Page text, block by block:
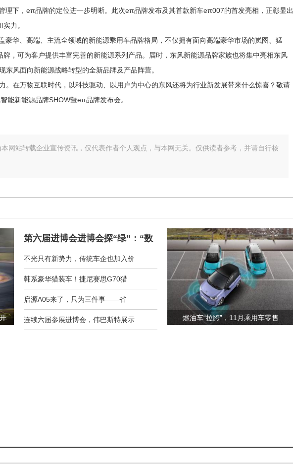
理下，eπ品牌的定位进一步明晰。此次eπ品牌发布及其首款新车eπ007的首发亮相，正彰显出
力。
豪华、高端、主流全领域的新能源乘用车品牌格局，不仅拥有面向高端豪华市场的岚图、猛
牌，可为客户提供丰富完善的新能源系列产品。届时，东风新能源品牌家族也将集中亮相东风
东风面向新能源战略转型的全新品牌及产品阵营。
。在万物互联时代，以科技驱动、以用户为中心的东风还将为行业新发展带来什么惊喜？敬请
能新能源品牌SHOW暨eπ品牌发布会。
网站转载企业宣传资讯，仅代表作者个人观点，与本网无关。仅供读者参考，并请自行核
第六届进博会进博会探“绿”：“数
不光只有新势力，传统车企也加入价
韩系豪华猎装车！捷尼赛思G70猎
启源A05来了，只为三件事——省
连续六届参展进博会，伟巴斯特展示 燃油车“拉胯”，11月乘用车零售